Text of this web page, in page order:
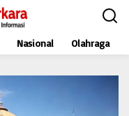
Nasional Olahraga